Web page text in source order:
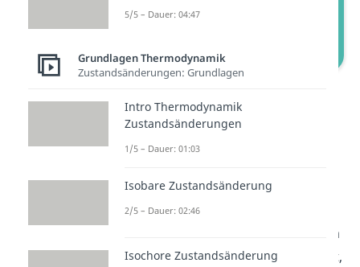
Diagramm
Isentrope Expansion 3 -> 4:
Nun folgt wieder eineisentrope
Expansion, bei der der Kolben
nicht mehr fixiert wird. Bei diesem
Vorgang verrichtet das Gas Arbeit,
5/5 – Dauer: 04:47
Grundlagen Thermodynamik
Zustandsänderungen: Grundlagen
Intro Thermodynamik
Zustandsänderungen
1/5 – Dauer: 01:03
Isobare Zustandsänderung
2/5 – Dauer: 02:46
Isochore Zustandsänderung